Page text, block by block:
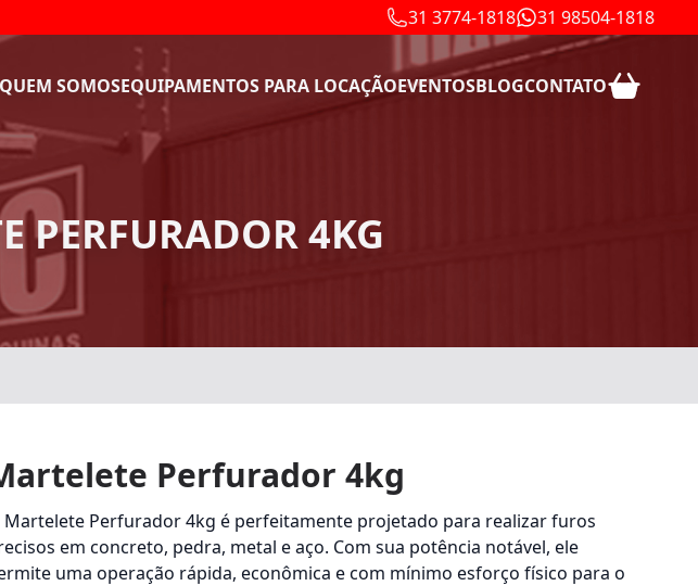
31 3774-1818 31 98504-1818
QUEM SOMOSEQUIPAMENTOS PARA LOCAÇÃOEVENTOSBLOGCONTATO
PERFURADOR 4KG
Perfurador 4kg
Martelete Perfurador 4kg é perfeitamente projetado para realizar furos
em concreto, pedra, metal e aço. Com sua potência notável, ele
uma operação rápida, econômica e com mínimo esforço físico para o